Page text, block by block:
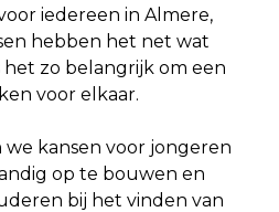
iedereen in Almere,
hebben het net wat
het zo belangrijk om een
voor elkaar.
kansen voor jongeren
op te bouwen en
bij het vinden van